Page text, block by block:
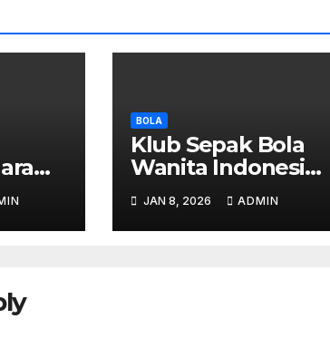
U-
BOLA
Klub Sepak Bola
Wanita Indonesia
Masuk Final Asia –
Apa Rahasianya?
JAN 8, 2026 ADMIN